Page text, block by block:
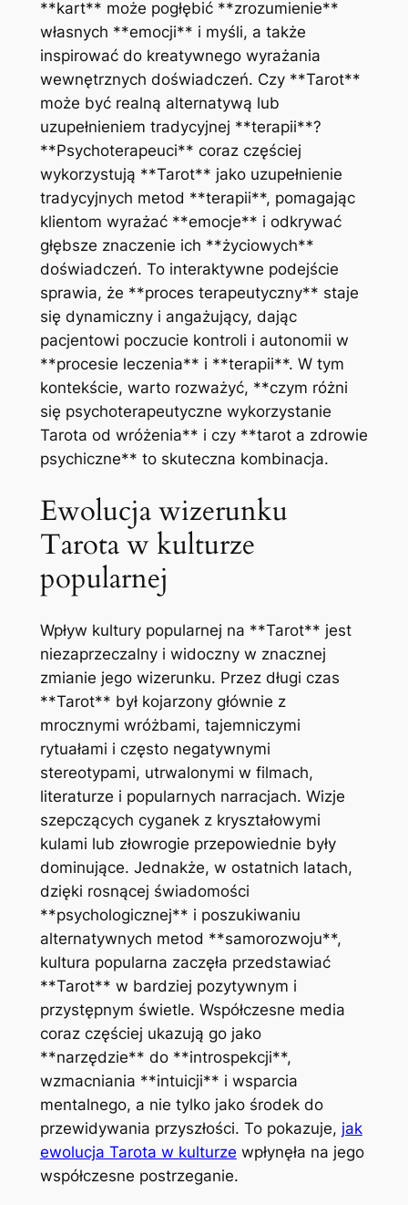
**kart** może pogłębić **zrozumienie**
własnych **emocji** i myśli, a także
inspirować do kreatywnego wyrażania
wewnętrznych doświadczeń. Czy **Tarot**
może być realną alternatywą lub
uzupełnieniem tradycyjnej **terapii**?
**Psychoterapeuci** coraz częściej
wykorzystują **Tarot** jako uzupełnienie
tradycyjnych metod **terapii**, pomagając
klientom wyrażać **emocje** i odkrywać
głębsze znaczenie ich **życiowych**
doświadczeń. To interaktywne podejście
sprawia, że **proces terapeutyczny** staje
się dynamiczny i angażujący, dając
pacjentowi poczucie kontroli i autonomii w
**procesie leczenia** i **terapii**. W tym
kontekście, warto rozważyć, **czym różni
się psychoterapeutyczne wykorzystanie
Tarota od wróżenia** i czy **tarot a zdrowie
psychiczne** to skuteczna kombinacja.
Ewolucja wizerunku
Tarota w kulturze
popularnej
Wpływ kultury popularnej na **Tarot** jest
niezaprzeczalny i widoczny w znacznej
zmianie jego wizerunku. Przez długi czas
**Tarot** był kojarzony głównie z
mrocznymi wróżbami, tajemniczymi
rytuałami i często negatywnymi
stereotypami, utrwalonymi w filmach,
literaturze i popularnych narracjach. Wizje
szepczących cyganek z kryształowymi
kulami lub złowrogie przepowiednie były
dominujące. Jednakże, w ostatnich latach,
dzięki rosnącej świadomości
**psychologicznej** i poszukiwaniu
alternatywnych metod **samorozwoju**,
kultura popularna zaczęła przedstawiać
**Tarot** w bardziej pozytywnym i
przystępnym świetle. Współczesne media
coraz częściej ukazują go jako
**narzędzie** do **introspekcji**,
wzmacniania **intuicji** i wsparcia
mentalnego, a nie tylko jako środek do
przewidywania przyszłości. To pokazuje, jak
ewolucja Tarota w kulturze wpłynęła na jego
współczesne postrzeganie.